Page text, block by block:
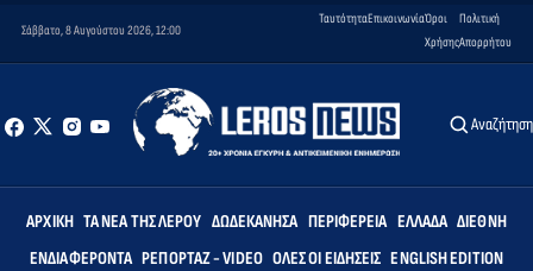
Σάββατο, 8 Αυγούστου 2026, 12:00
ΤαυτότηταΕπικοινωνίαΌροι
Χρήσης
Πολιτική
Απορρήτου
Αναζήτηση
ΑΡΧΙΚΉ ΤΑ ΝΈΑ ΤΗΣ ΛΈΡΟΥ ΔΩΔΕΚΆΝΗΣΑ ΠΕΡΙΦΈΡΕΙΑ ΕΛΛΆΔΑ ΔΙΕΘΝΉ
ΕΝΔΙΑΦΈΡΟΝΤΑ ΡΕΠΟΡΤΆΖ - VIDEO ΌΛΕΣ ΟΙ ΕΙΔΉΣΕΙΣ ENGLISH EDITION